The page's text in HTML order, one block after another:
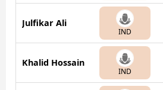
Julfikar Ali
IND
Khalid Hossain
IND